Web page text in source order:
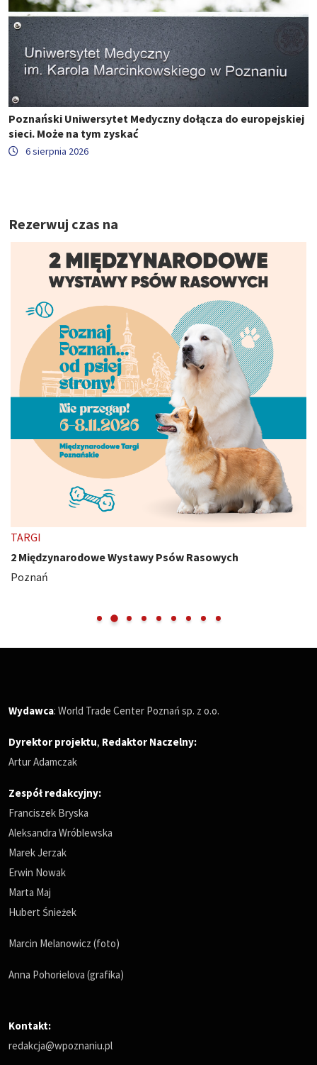
Poznański Uniwersytet Medyczny dołącza do europejskiej
sieci. Może na tym zyskać
6 sierpnia 2026
Rezerwuj czas na
TARGI
2 Międzynarodowe Wystawy Psów Rasowych
Poznań
Wydawca: World Trade Center Poznań sp. z o.o.
Dyrektor projektu, Redaktor Naczelny:
Artur Adamczak
Zespół redakcyjny:
Franciszek Bryska
Aleksandra Wróblewska
Marek Jerzak
Erwin Nowak
Marta Maj
Hubert Śnieżek
Marcin Melanowicz (foto)
Anna Pohorielova (grafika)
Kontakt:
redakcja@wpoznaniu.pl